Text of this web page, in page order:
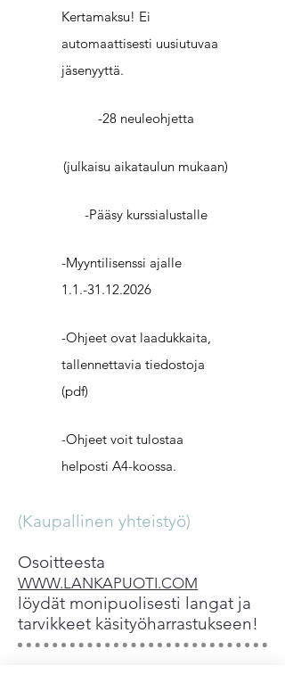
Kertamaksu! Ei
automaattisesti uusiutuvaa
jäsenyyttä.
-28 neuleohjetta
(julkaisu aikataulun mukaan)
-Pääsy kurssialustalle
-Myyntilisenssi ajalle
1.1.-31.12.2026
-Ohjeet ovat laadukkaita,
tallennettavia tiedostoja
(pdf)
-Ohjeet voit tulostaa
helposti A4-koossa.
(Kaupallinen yhteistyö)
Osoitteesta
WWW.LANKAPUOTI.COM
löydät monipuolisesti langat ja
tarvikkeet käsityöharrastukseen!